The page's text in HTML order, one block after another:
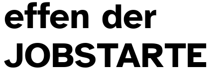
effen der
JOBSTARTE